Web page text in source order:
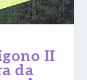
II
da